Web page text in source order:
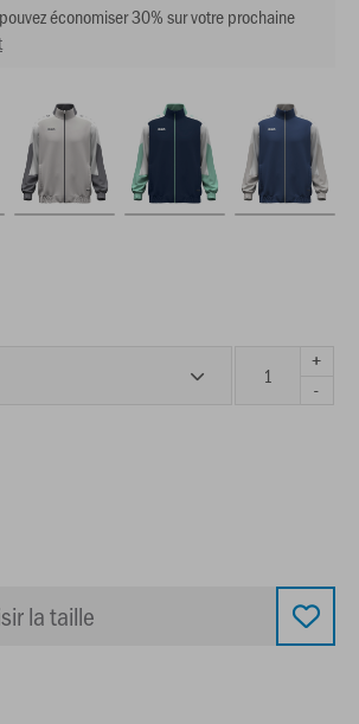
économiser 30% sur votre prochaine
+
-
la taille